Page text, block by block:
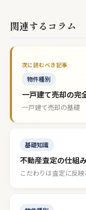
関連するコラム
物件種別
一戸建て売却の完
一戸建て売却の基礎
基礎知識
不動産査定の仕組
こだわりは査定に反